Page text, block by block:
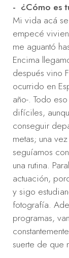
- ¿Cómo es
Mi vida acá
empecé
me aguantó
Encima
después vino
ocurrido en
año-. Todo
difíciles,
conseguir
metas; una
seguíamos
una rutina.
actuación,
y sigo
fotografía.
programas,
suerte de que